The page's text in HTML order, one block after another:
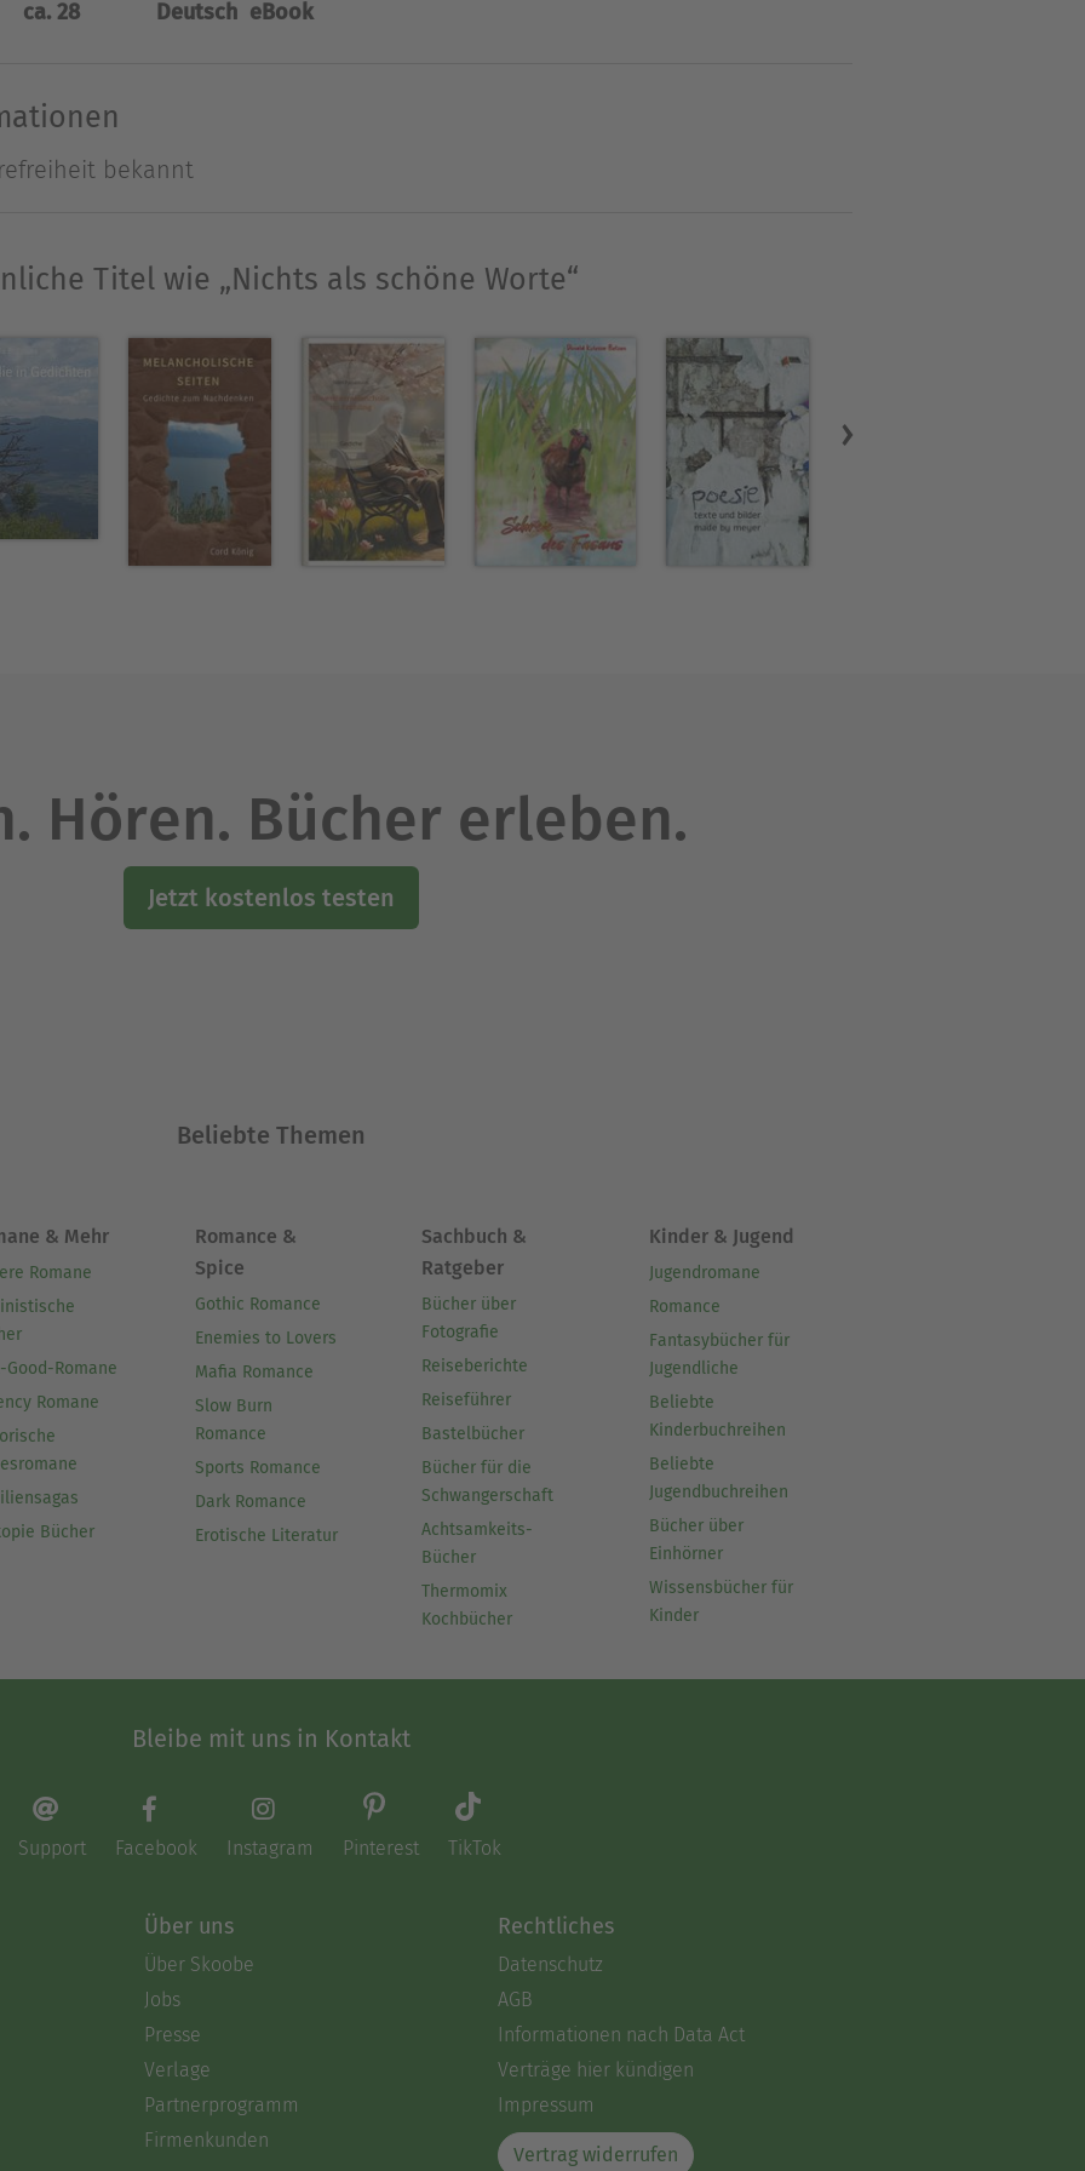
Oder doch berührende Gedanken?
Glossen und Gedichte.
ca. 28 Deutsch eBook
bekannt
Titel wie „Nichts als schöne Worte“
Hören. Bücher erleben.
Jetzt kostenlos testen
Beliebte Themen
& Mehr
Romane
Good-Romane
Romane
Bücher
Romance &
Spice
Gothic Romance
Enemies to Lovers
Mafia Romance
Slow Burn
Romance
Sports Romance
Dark Romance
Erotische Literatur
Sachbuch &
Ratgeber
Bücher über
Fotografie
Reiseberichte
Reiseführer
Bastelbücher
Bücher für die
Schwangerschaft
Achtsamkeits-
Bücher
Thermomix
Kochbücher
Kinder & Jugend
Jugendromane
Romance
Fantasybücher für
Jugendliche
Beliebte
Kinderbuchreihen
Beliebte
Jugendbuchreihen
Bücher über
Einhörner
Wissensbücher für
Kinder
Bleibe mit uns in Kontakt
Support Facebook Instagram Pinterest TikTok
Über uns
Über Skoobe
Jobs
Presse
Verlage
Partnerprogramm
Firmenkunden
Rechtliches
Datenschutz
AGB
Informationen nach Data Act
Verträge hier kündigen
Impressum
Vertrag widerrufen